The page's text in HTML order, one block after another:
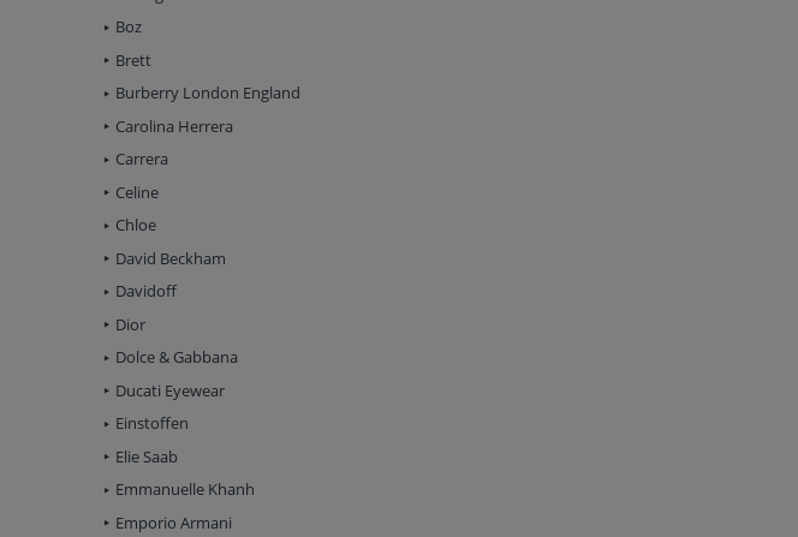
Boz
Brett
Burberry London England
Carolina Herrera
Carrera
Celine
Chloe
David Beckham
Davidoff
Dior
Dolce & Gabbana
Ducati Eyewear
Einstoffen
Elie Saab
Emmanuelle Khanh
Emporio Armani